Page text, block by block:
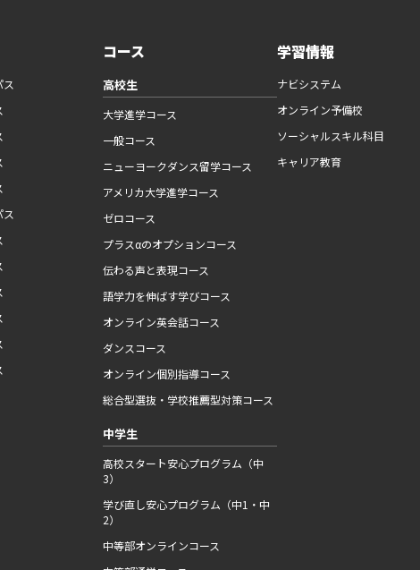
コース
高校生
大学進学コース
一般コース
ニューヨークダンス留学コース
アメリカ大学進学コース
ゼロコース
プラスαのオプションコース
伝わる声と表現コース
語学力を伸ばす学びコース
オンライン英会話コース
ダンスコース
オンライン個別指導コース
総合型選抜・学校推薦型対策コース
中学生
高校スタート安心プログラム（中
3）
学び直し安心プログラム（中1・中
2）
中等部オンラインコース
学習情報
ナビシステム
オンライン予備校
ソーシャルスキル科目
キャリア教育